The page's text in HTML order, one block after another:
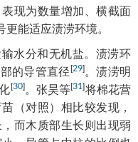
现为数量增加、横截面
能适应渍涝环境。
水分和无机盐。渍涝环
的导管直径 [29]。渍涝明
[30]。张昊等[31]将棉花营
（对照）相比较发现，
而木质部生长则出现弱